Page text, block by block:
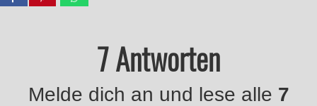
7 Antworten
Melde dich an und lese alle 7